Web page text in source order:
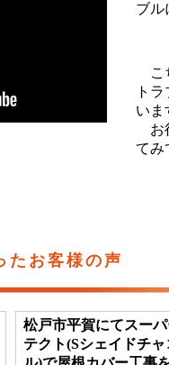
ブル
こ
ト
いま
お
てみ
たお客様の声
松戸市平賀にてスー
テクト(Sシェイドチャ